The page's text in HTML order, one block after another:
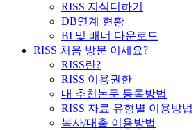
RISS 지식더하기
DB연계 현황
BI 및 배너 다운로드
RISS 처음 방문 이세요?
RISS란?
RISS 이용권한
내 추천논문 등록방법
RISS 자료 유형별 이용방법
복사/대출 이용방법